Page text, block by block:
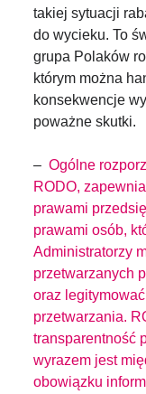
takiej sytuacji
do wycieku. To
grupa Polaków
którym można
konsekwencje
poważne skutki.
–Ogólne
RODO,
prawami
prawami osób,
Administratorzy
przetwarzanych
oraz
przetwarzania.
transparentność
wyrazem jest
obowiązku